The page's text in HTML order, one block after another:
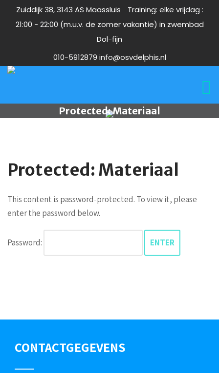
Zuiddijk 38, 3143 AS Maassluis
Training: elke vrijdag :
21:00 - 22:00 (m.u.v. de zomer vakantie) in zwembad
Dol-fijn
010-5912879 info@osvdelphis.nl
Protected: Materiaal
Protected: Materiaal
This content is password-protected. To view it, please
enter the password below.
Password:
CONTACTGEGEVENS